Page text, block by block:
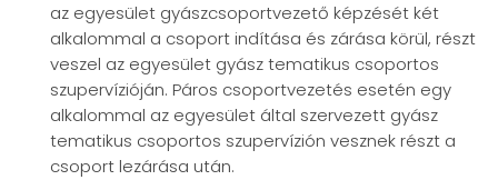
az egyesület gyászcsoportvezető képzését két
alkalommal a csoport indítása és zárása körül, részt
veszel az egyesület gyász tematikus csoportos
szupervízióján. Páros csoportvezetés esetén egy
alkalommal az egyesület által szervezett gyász
tematikus csoportos szupervízión vesznek részt a
csoport lezárása után.